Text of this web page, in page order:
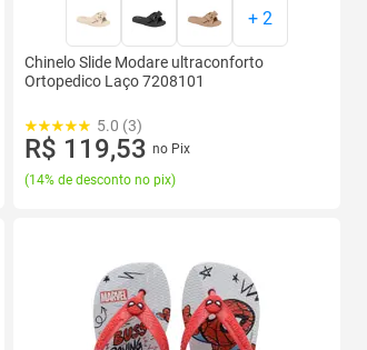
+ 2
Chinelo Slide Modare ultraconforto
Ortopedico Laço 7208101
5.0 (3)
R$ 119,53 no Pix
(14% de desconto no pix)